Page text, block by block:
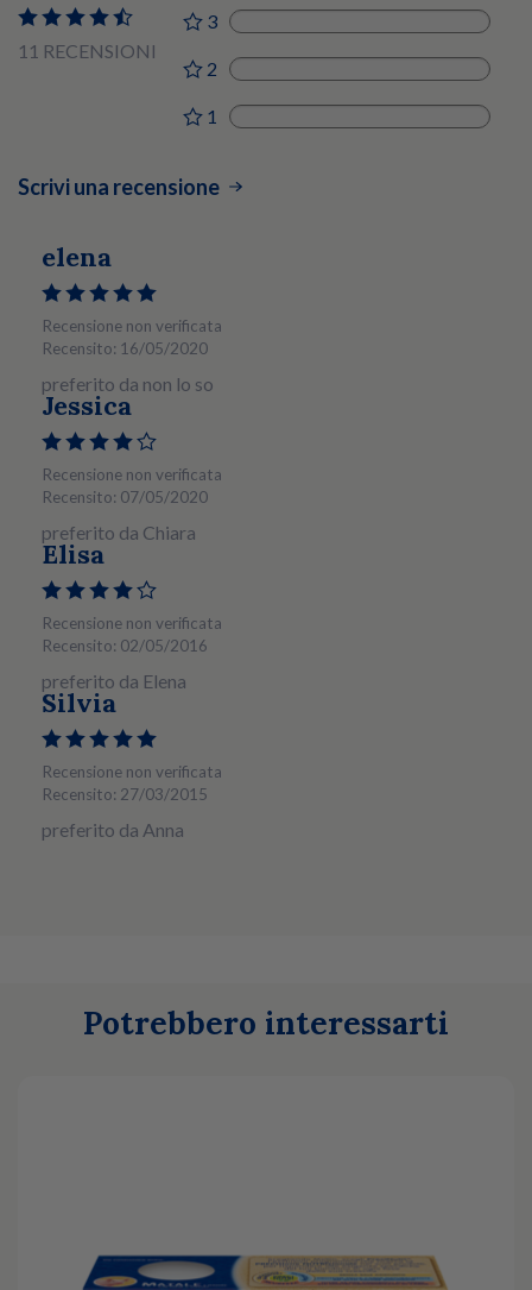
11 RECENSIONI
3 0
2 0
1 0
Scrivi una recensione
elena
Recensione non verificata
Recensito: 16/05/2020
preferito da non lo so
Jessica
Recensione non verificata
Recensito: 07/05/2020
preferito da Chiara
Elisa
Recensione non verificata
Recensito: 02/05/2016
preferito da Elena
Silvia
Recensione non verificata
Recensito: 27/03/2015
preferito da Anna
Potrebbero interessarti